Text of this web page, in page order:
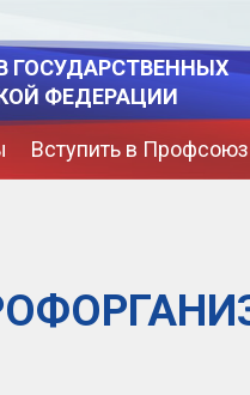
ГОСУДАРСТВЕННЫХ
ФЕДЕРАЦИИ
Вступить в Профсоюз